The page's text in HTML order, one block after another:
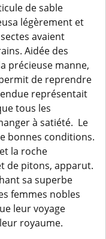
de sable
légèrement et
avaient
Aidée des
précieuse manne,
de reprendre
représentait
tous les
à satiété. Le
bonnes conditions.
la roche
de pitons, apparut.
sa superbe
femmes nobles
leur voyage
royaume.